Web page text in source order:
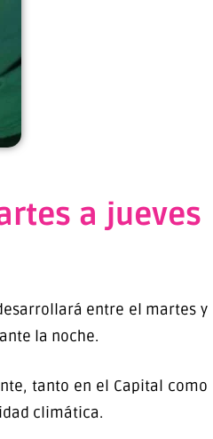
a jueves
entre el martes y
la noche.
tanto en el Capital como
climática.